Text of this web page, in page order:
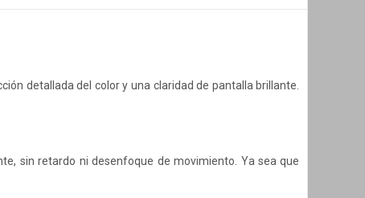
detallada del color y una claridad de pantalla brillante.
sin retardo ni desenfoque de movimiento. Ya sea que